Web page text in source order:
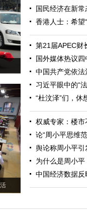
国民经济在新
香港人士：希望
第21届APEC财
国外媒体热议
中国共产党依法
习近平眼中的“
“杜汶泽”们，休
权威专家：楼市
论“周小平思维
舆论称周小平
为什么是周小
中国经济数据